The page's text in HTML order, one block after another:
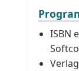
ISBN